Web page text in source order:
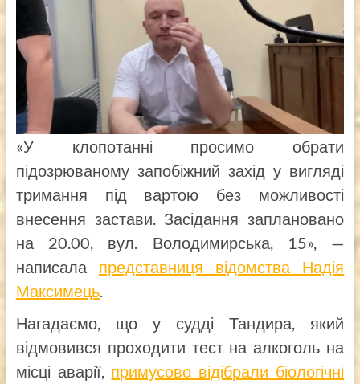
«У клопотанні просимо обрати
підозрюваному запобіжний захід у вигляді
тримання під вартою без можливості
внесення застави. Засідання заплановано
на 20.00, вул. Володимирська, 15», —
написала представниця відомства Надія
Максимець.
Нагадаємо, що у судді Тандира, який
відмовився проходити тест на алкоголь на
місці аварії, примусово відібрали біологічні